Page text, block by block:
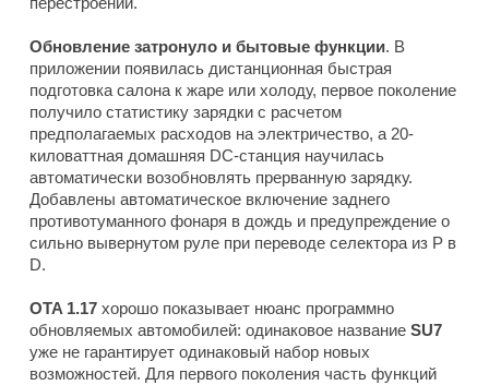
Обновление затронуло и бытовые функции. В
приложении появилась дистанционная быстрая
подготовка салона к жаре или холоду, первое поколение
получило статистику зарядки с расчетом
предполагаемых расходов на электричество, а 20-
киловаттная домашняя DC-станция научилась
автоматически возобновлять прерванную зарядку.
Добавлены автоматическое включение заднего
противотуманного фонаря в дождь и предупреждение о
сильно вывернутом руле при переводе селектора из P в
D.
OTA 1.17 хорошо показывает нюанс программно
обновляемых автомобилей: одинаковое название SU7
уже не гарантирует одинаковый набор новых
возможностей. Для первого поколения часть функций